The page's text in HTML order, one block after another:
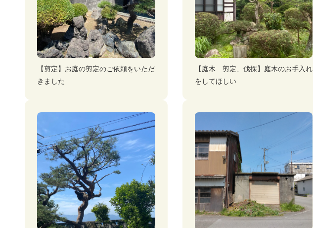
【剪定】お庭の剪定のご依頼をいただ
きました
【庭木 剪定、伐採】庭木のお手入れ
をしてほしい